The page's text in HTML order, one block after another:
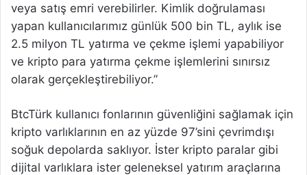
veya satış emri verebilirler. Kimlik doğrulaması
yapan kullanıcılarımız günlük 500 bin TL, aylık ise
2.5 milyon TL yatırma ve çekme işlemi yapabiliyor
ve kripto para yatırma çekme işlemlerini sınırsız
olarak gerçekleştirebiliyor.”
BtcTürk kullanıcı fonlarının güvenliğini sağlamak için
kripto varlıklarının en az yüzde 97’sini çevrimdışı
soğuk depolarda saklıyor. İster kripto paralar gibi
dijital varlıklara ister geleneksel yatırım araçlarına